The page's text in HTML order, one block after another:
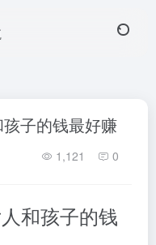
子的钱最好赚
1,121 0
和孩子的钱